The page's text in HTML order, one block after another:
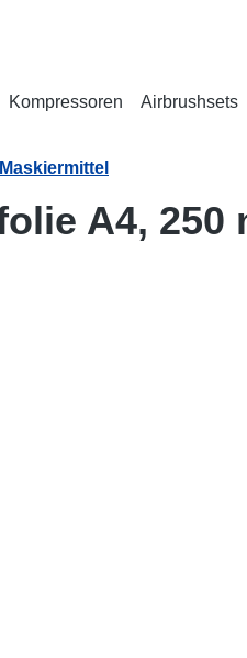
Kompressoren Airbrushsets
A4, 250